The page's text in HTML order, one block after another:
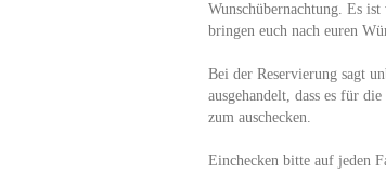
Wunschübernachtung. Es
bringen euch nach euren
Bei der Reservierung sagt
ausgehandelt, dass es für
zum auschecken.
Einchecken bitte auf jeden